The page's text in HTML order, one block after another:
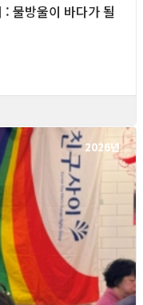
물방울이 바다가 될
2026년